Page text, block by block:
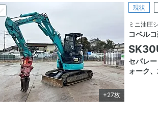
+27枚
現状
ミニ油圧
コベル
セパレ
ォーク